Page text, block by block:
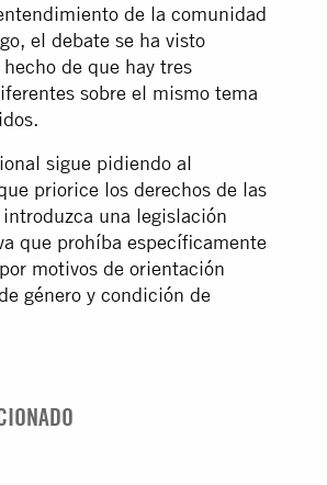
de la comunidad
el debate se ha visto
de que hay tres
sobre el mismo tema
sigue pidiendo al
priorice los derechos de las
una legislación
que prohíba específicamente
motivos de orientación
género y condición de